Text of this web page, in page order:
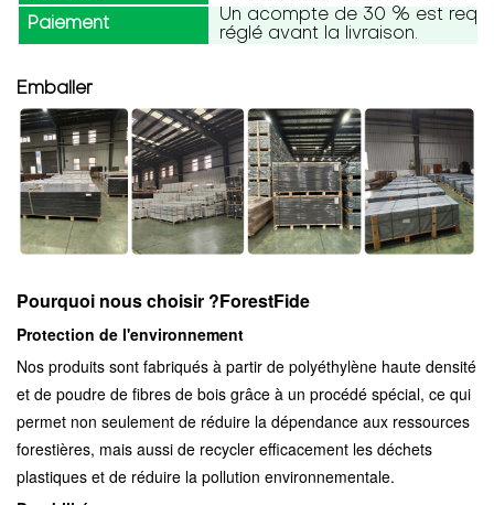
Paiement
Un acompte de 30 % est
réglé avant la livraison.
Emballer
Pourquoi nous choisir ?ForestFide
Protection de l'environnement
Nos produits sont fabriqués à partir de polyéthylène haute densité
et de poudre de fibres de bois grâce à un procédé spécial, ce qui
permet non seulement de réduire la dépendance aux ressources
forestières, mais aussi de recycler efficacement les déchets
plastiques et de réduire la pollution environnementale.